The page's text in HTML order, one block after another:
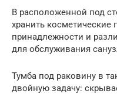
В расположенной под
хранить косметические
принадлежности и
для обслуживания
Тумба под раковину в
двойную задачу: